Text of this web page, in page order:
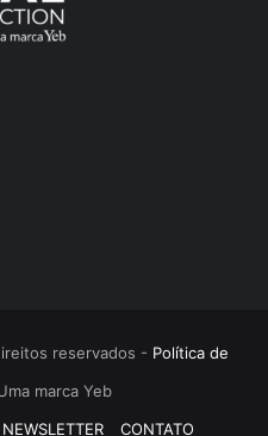
reservados - Política de
marca Yeb
NEWSLETTER CONTATO